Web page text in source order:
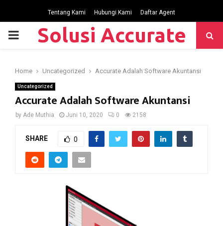
Tentang Kami Hubungi Kami Daftar Agent
P
M
Solusi Accurate
Home Uncategorized Accurate Adalah Software Akuntansi
Uncategorized
Accurate Adalah Software Akuntansi
by Ade Muthia Juni 10, 2020 0 2158
SHARE 0